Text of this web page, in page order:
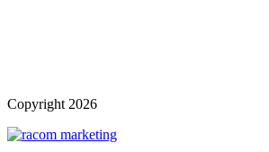
Copyright 2026